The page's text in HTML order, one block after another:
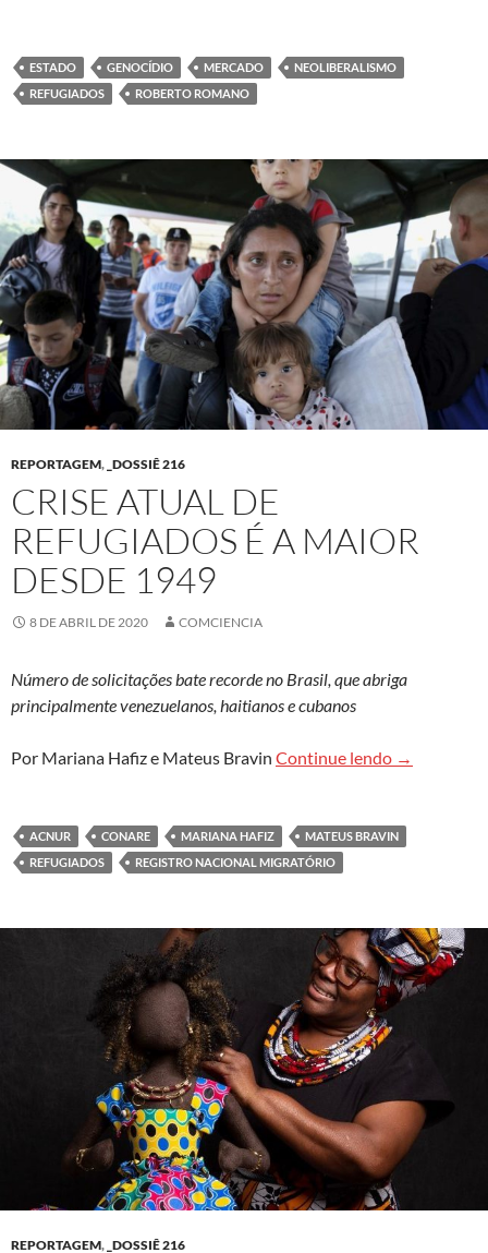
ESTADO GENOCÍDIO MERCADO
NEOLIBERALISMO
REFUGIADOS
ROBERTO ROMANO
REPORTAGEM, _DOSSIÊ 216
CRISE ATUAL DE
REFUGIADOS É A MAIOR
DESDE 1949
8 DE ABRIL DE 2020 COMCIENCIA
Número de solicitações bate recorde no Brasil, que abriga
principalmente venezuelanos, haitianos e cubanos
Por Mariana Hafiz e Mateus Bravin Continue lendo Crise atual
→
ACNUR CONARE MARIANA HAFIZ
MATEUS BRAVIN
REFUGIADOS
REGISTRO NACIONAL MIGRATÓRIO
REPORTAGEM, _DOSSIÊ 216